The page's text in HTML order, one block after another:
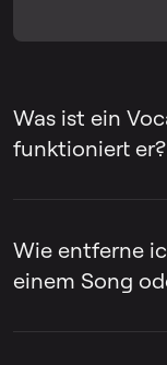
Was ist ein
funktioniert er?
man den
entfernen oder
Wie entferne
einem Song